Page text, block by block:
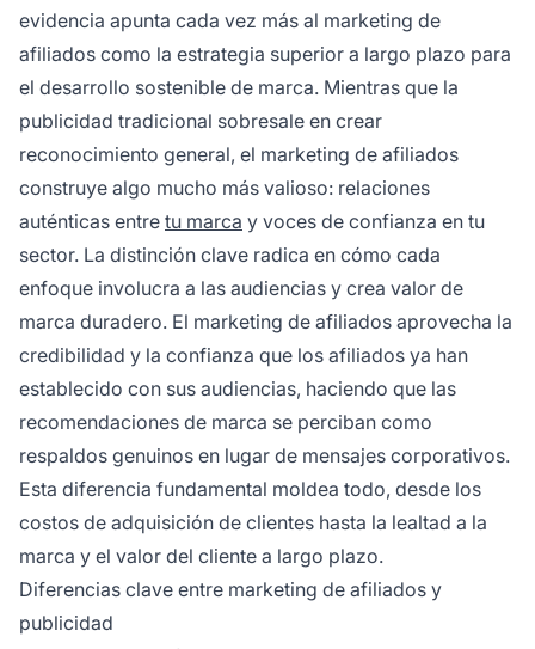
evidencia apunta cada vez más al marketing de
afiliados como la estrategia superior a largo plazo para
el desarrollo sostenible de marca. Mientras que la
publicidad tradicional sobresale en crear
reconocimiento general, el marketing de afiliados
construye algo mucho más valioso: relaciones
auténticas entre tu marca y voces de confianza en tu
sector. La distinción clave radica en cómo cada
enfoque involucra a las audiencias y crea valor de
marca duradero. El marketing de afiliados aprovecha la
credibilidad y la confianza que los afiliados ya han
establecido con sus audiencias, haciendo que las
recomendaciones de marca se perciban como
respaldos genuinos en lugar de mensajes corporativos.
Esta diferencia fundamental moldea todo, desde los
costos de adquisición de clientes hasta la lealtad a la
marca y el valor del cliente a largo plazo.
Diferencias clave entre marketing de afiliados y
publicidad